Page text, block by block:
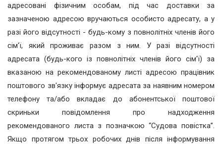
адресовані фізичним особам, під час доставки за
зазначеною адресою вручаються особисто адресату, а у
разі його відсутності - будь-кому з повнолітніх членів його
сім'ї, який проживає разом з ним. У разі відсутності
адресата (будь-кого із повнолітніх членів його сім'ї) за
вказаною на рекомендованому листі адресою працівник
поштового зв'язку інформує адресата за наявним номером
телефону та/або вкладає до абонентської поштової
скриньки повідомлення про надходження
рекомендованого листа з позначкою “Судова повістка”.
Якщо протягом трьох робочих днів після інформування